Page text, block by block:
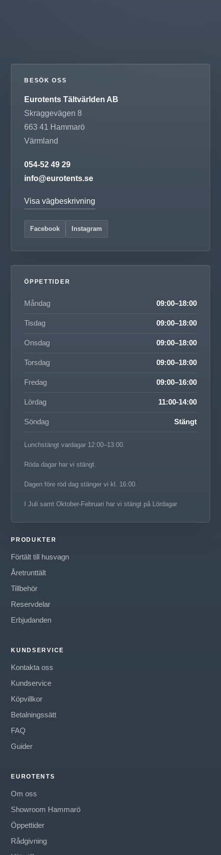
PRODUKTER
Förtält till husvagn
Åretrunttält
Tillbehör
Reservdelar
Erbjudanden
KUNDSERVICE
Kontakta oss
Kundservice
Köpvillkor
Betalningssätt
FAQ
Guider
EUROTENTS
Om oss
Showroom Hammarö
Öppettider
Rådgivning
BESÖK OSS
Eurotents Tältvärlden AB
Skraggevägen 8
663 41 Hammarö
Värmland
054-52 49 29
info@eurotents.se
Visa vägbeskrivning
Facebook Instagram
ÖPPETTIDER
Måndag 09:00–18:00
Tisdag 09:00–18:00
Onsdag 09:00–18:00
Torsdag 09:00–18:00
Fredag 09:00–16:00
Lördag 11:00-14:00
Söndag Stängt
Lunchstängt vardagar 12:00–13:00.
Röda dagar har vi stängt.
Dagen före röd dag stänger vi kl. 16:00.
I Juli samt Oktober-Februari har vi stängt på Lördagar